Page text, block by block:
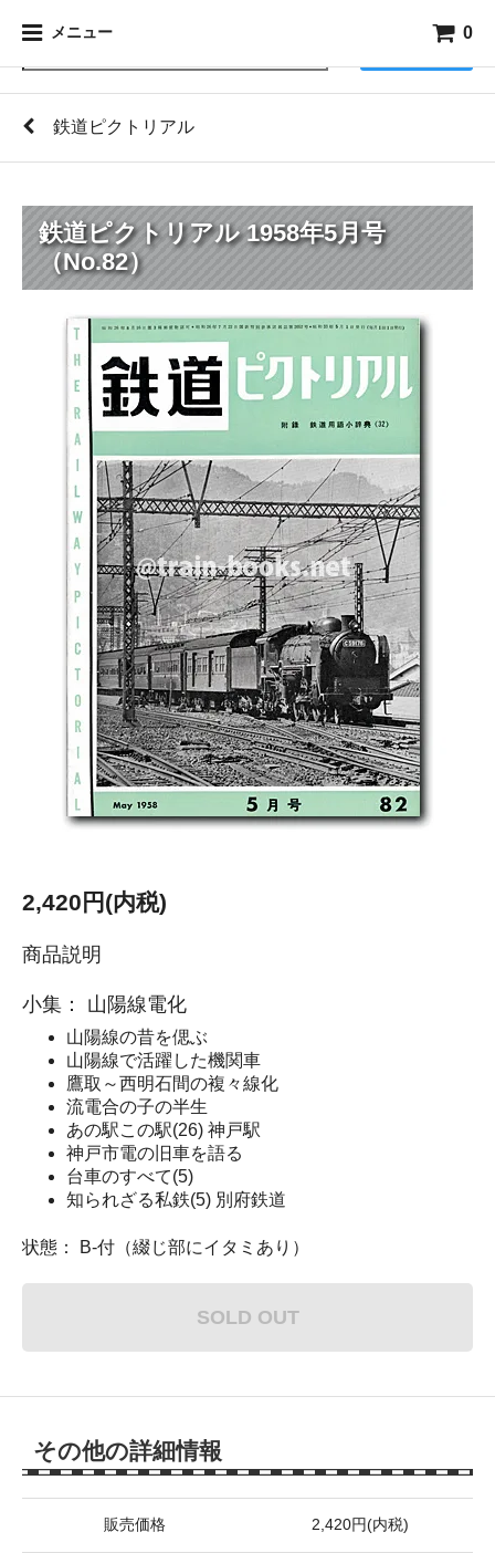
メニュー 0
鉄道ピクトリアル
鉄道ピクトリアル 1958年5月号
（No.82）
2,420円(内税)
商品説明
小集： 山陽線電化
山陽線の昔を偲ぶ
山陽線で活躍した機関車
鷹取～西明石間の複々線化
流電合の子の半生
あの駅この駅(26) 神戸駅
神戸市電の旧車を語る
台車のすべて(5)
知られざる私鉄(5) 別府鉄道
状態： B-付（綴じ部にイタミあり）
SOLD OUT
その他の詳細情報
販売価格 2,420円(内税)